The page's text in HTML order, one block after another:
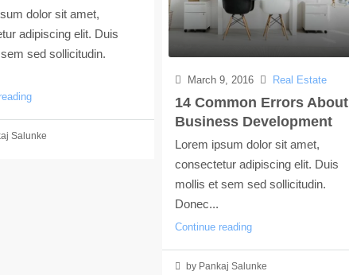
dolor sit amet,
adipiscing elit. Duis
sed sollicitudin.
Salunke
March 9, 2016 Real Estate
14 Common Errors About
Business Development
Lorem ipsum dolor sit amet,
consectetur adipiscing elit. Duis
mollis et sem sed sollicitudin.
Donec...
Continue reading
by Pankaj Salunke